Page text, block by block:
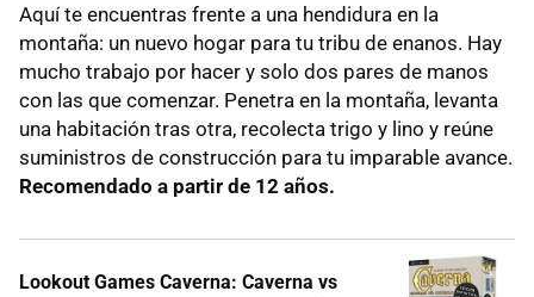
Aquí te encuentras frente a una hendidura en la
montaña: un nuevo hogar para tu tribu de enanos. Hay
mucho trabajo por hacer y solo dos pares de manos
con las que comenzar. Penetra en la montaña, levanta
una habitación tras otra, recolecta trigo y lino y reúne
suministros de construcción para tu imparable avance.
Recomendado a partir de 12 años.
Lookout Games Caverna: Caverna vs